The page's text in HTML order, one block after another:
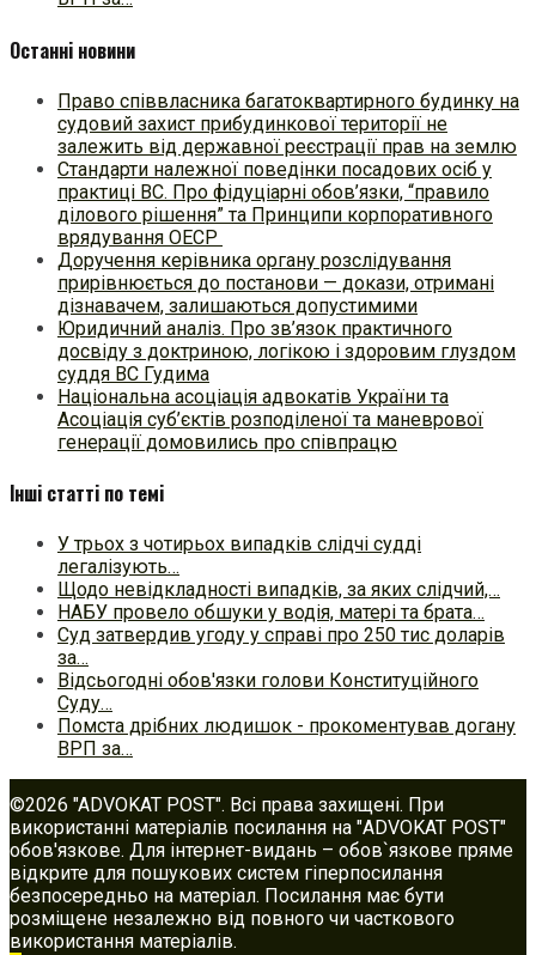
Останні новини
Право співвласника багатоквартирного будинку на
судовий захист прибудинкової території не
залежить від державної реєстрації прав на землю
Стандарти належної поведінки посадових осіб у
практиці ВC. Про фідуціарні обов’язки, “правило
ділового рішення” та Принципи корпоративного
врядування ОЕСР
Доручення керівника органу розслідування
прирівнюється до постанови — докази, отримані
дізнавачем, залишаються допустимими
Юридичний аналіз. Про зв’язок практичного
досвіду з доктриною, логікою і здоровим глуздом
суддя ВС Гудима
Національна асоціація адвокатів України та
Асоціація суб’єктів розподіленої та маневрової
генерації домовились про співпрацю
Інші статті по темі
У трьох з чотирьох випадків слідчі судді
легалізують…
Щодо невідкладності випадків, за яких слідчий,…
НАБУ провело обшуки у водія, матері та брата…
Суд затвердив угоду у справі про 250 тис доларів
за…
Відсьогодні обов'язки голови Конституційного
Суду…
Помста дрібних людишок - прокоментував догану
ВРП за…
©2026 "ADVOKAT POST". Всі права захищені. При
використанні матеріалів посилання на "ADVOKAT POST"
обов'язкове. Для інтернет-видань – обов`язкове пряме
відкрите для пошукових систем гіперпосилання
безпосередньо на матеріал. Посилання має бути
розміщене незалежно від повного чи часткового
використання матеріалів.